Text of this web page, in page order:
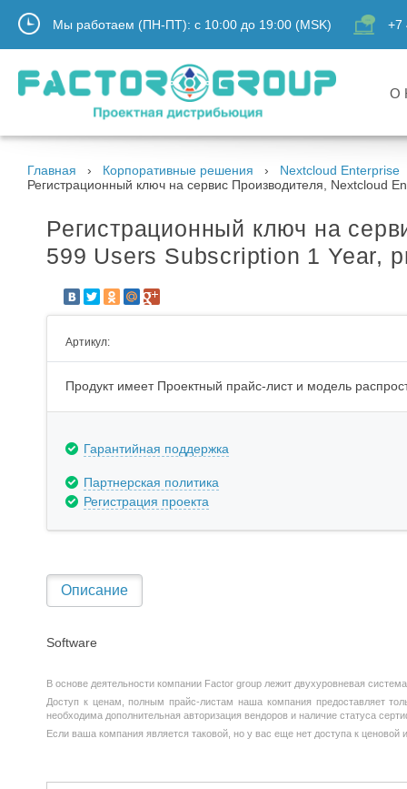
Мы работаем (ПН-ПТ): с 10:00 до 19:00 (MSK) +7
О
Главная Корпоративные решения
Nextcloud Enterprise
Регистрационный ключ на сервис Производителя, Nextcloud
Регистрационный ключ на
599 Users Subscription 1 Year,
Артикул:
Продукт имеет Проектный прайс-лист и модель
Гарантийная поддержка
Партнерская политика
Регистрация проекта
Описание
Software
В основе деятельности компании Factor group лежит двухуровневая
Доступ к ценам, полным прайс-листам наша компания предоставляет
необходима дополнительная авторизация вендоров и наличие статуса
Если ваша компания является таковой, но у вас еще нет доступа к